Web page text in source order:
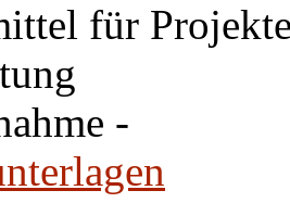
für
-